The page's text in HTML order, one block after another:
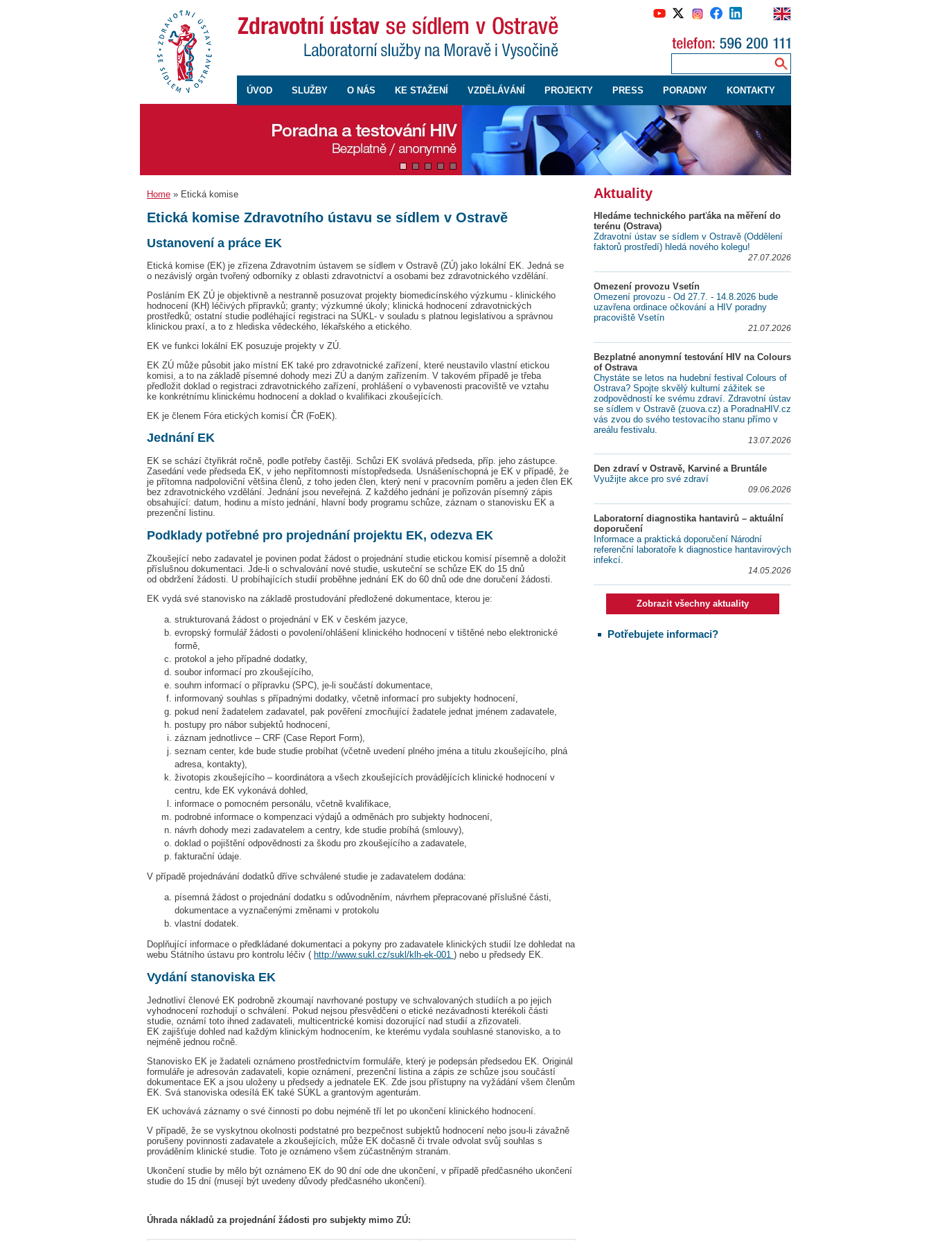
ÚVOD SLUŽBY O NÁS KE STAŽENÍ VZDĚLÁVÁNÍ PROJEKTY PRESS PORADNY KONTAKTY
Home » Etická komise
Etická komise Zdravotního ústavu se sídlem v Ostravě
Ustanovení a práce EK
Etická komise (EK) je zřízena Zdravotním ústavem se sídlem v Ostravě (ZÚ) jako lokální EK. Jedná se
o nezávislý orgán tvořený odborníky z oblasti zdravotnictví a osobami bez zdravotnického vzdělání.
Posláním EK ZÚ je objektivně a nestranně posuzovat projekty biomedicínského výzkumu - klinického
hodnocení (KH) léčivých přípravků; granty; výzkumné úkoly; klinická hodnocení zdravotnických
prostředků; ostatní studie podléhající registraci na SÚKL- v souladu s platnou legislativou a správnou
klinickou praxí, a to z hlediska vědeckého, lékařského a etického.
EK ve funkci lokální EK posuzuje projekty v ZÚ.
EK ZÚ může působit jako místní EK také pro zdravotnické zařízení, které neustavilo vlastní etickou
komisi, a to na základě písemné dohody mezi ZÚ a daným zařízením. V takovém případě je třeba
předložit doklad o registraci zdravotnického zařízení, prohlášení o vybavenosti pracoviště ve vztahu
ke konkrétnímu klinickému hodnocení a doklad o kvalifikaci zkoušejících.
EK je členem Fóra etických komisí ČR (FoEK).
Jednání EK
EK se schází čtyřikrát ročně, podle potřeby častěji. Schůzi EK svolává předseda, příp. jeho zástupce.
Zasedání vede předseda EK, v jeho nepřítomnosti místopředseda. Usnášeníschopná je EK v případě, že
je přítomna nadpoloviční většina členů, z toho jeden člen, který není v pracovním poměru a jeden člen EK
bez zdravotnického vzdělání. Jednání jsou neveřejná. Z každého jednání je pořizován písemný zápis
obsahující: datum, hodinu a místo jednání, hlavní body programu schůze, záznam o stanovisku EK a
prezenční listinu.
Podklady potřebné pro projednání projektu EK, odezva EK
Zkoušející nebo zadavatel je povinen podat žádost o projednání studie etickou komisí písemně a doložit
příslušnou dokumentaci. Jde-li o schvalování nové studie, uskuteční se schůze EK do 15 dnů
od obdržení žádosti. U probíhajících studií proběhne jednání EK do 60 dnů ode dne doručení žádosti.
EK vydá své stanovisko na základě prostudování předložené dokumentace, kterou je:
strukturovaná žádost o projednání v EK v českém jazyce,
evropský formulář žádosti o povolení/ohlášení klinického hodnocení v tištěné nebo elektronické
formě,
protokol a jeho případné dodatky,
soubor informací pro zkoušejícího,
souhrn informací o přípravku (SPC), je-li součástí dokumentace,
informovaný souhlas s případnými dodatky, včetně informací pro subjekty hodnocení,
pokud není žadatelem zadavatel, pak pověření zmocňující žadatele jednat jménem zadavatele,
postupy pro nábor subjektů hodnocení,
záznam jednotlivce – CRF (Case Report Form),
seznam center, kde bude studie probíhat (včetně uvedení plného jména a titulu zkoušejícího, plná
adresa, kontakty),
životopis zkoušejícího – koordinátora a všech zkoušejících provádějících klinické hodnocení v
centru, kde EK vykonává dohled,
informace o pomocném personálu, včetně kvalifikace,
podrobné informace o kompenzaci výdajů a odměnách pro subjekty hodnocení,
návrh dohody mezi zadavatelem a centry, kde studie probíhá (smlouvy),
doklad o pojištění odpovědnosti za škodu pro zkoušejícího a zadavatele,
fakturační údaje.
V případě projednávání dodatků dříve schválené studie je zadavatelem dodána:
písemná žádost o projednání dodatku s odůvodněním, návrhem přepracované příslušné části,
dokumentace a vyznačenými změnami v protokolu
vlastní dodatek.
Doplňující informace o předkládané dokumentaci a pokyny pro zadavatele klinických studií lze dohledat na
webu Státního ústavu pro kontrolu léčiv ( http://www.sukl.cz/sukl/klh-ek-001 ) nebo u předsedy EK.
Vydání stanoviska EK
Jednotliví členové EK podrobně zkoumají navrhované postupy ve schvalovaných studiích a po jejich
vyhodnocení rozhodují o schválení. Pokud nejsou přesvědčeni o etické nezávadnosti kterékoli části
studie, oznámí toto ihned zadavateli, multicentrické komisi dozorující nad studií a zřizovateli.
EK zajišťuje dohled nad každým klinickým hodnocením, ke kterému vydala souhlasné stanovisko, a to
nejméně jednou ročně.
Stanovisko EK je žadateli oznámeno prostřednictvím formuláře, který je podepsán předsedou EK. Originál
formuláře je adresován zadavateli, kopie oznámení, prezenční listina a zápis ze schůze jsou součástí
dokumentace EK a jsou uloženy u předsedy a jednatele EK. Zde jsou přístupny na vyžádání všem členům
EK. Svá stanoviska odesílá EK také SÚKL a grantovým agenturám.
EK uchovává záznamy o své činnosti po dobu nejméně tří let po ukončení klinického hodnocení.
V případě, že se vyskytnou okolnosti podstatné pro bezpečnost subjektů hodnocení nebo jsou-li závažně
porušeny povinnosti zadavatele a zkoušejících, může EK dočasně či trvale odvolat svůj souhlas s
prováděním klinické studie. Toto je oznámeno všem zúčastněným stranám.
Ukončení studie by mělo být oznámeno EK do 90 dní ode dne ukončení, v případě předčasného ukončení
studie do 15 dní (musejí být uvedeny důvody předčasného ukončení).
Úhrada nákladů za projednání žádosti pro subjekty mimo ZÚ:
Aktuality
Hledáme technického parťáka na měření do
terénu (Ostrava)
Zdravotní ústav se sídlem v Ostravě (Oddělení
faktorů prostředí) hledá nového kolegu!
27.07.2026
Omezení provozu Vsetín
Omezení provozu - Od 27.7. - 14.8.2026 bude
uzavřena ordinace očkování a HIV poradny
pracoviště Vsetín
21.07.2026
Bezplatné anonymní testování HIV na Colours
of Ostrava
Chystáte se letos na hudební festival Colours of
Ostrava? Spojte skvělý kulturní zážitek se
zodpovědností ke svému zdraví. Zdravotní ústav
se sídlem v Ostravě (zuova.cz) a PoradnaHIV.cz
vás zvou do svého testovacího stanu přímo v
areálu festivalu.
13.07.2026
Den zdraví v Ostravě, Karviné a Bruntále
Využijte akce pro své zdraví
09.06.2026
Laboratorní diagnostika hantavirů – aktuální
doporučení
Informace a praktická doporučení Národní
referenční laboratoře k diagnostice hantavirových
infekcí.
14.05.2026
Zobrazit všechny aktuality
Potřebujete informaci?